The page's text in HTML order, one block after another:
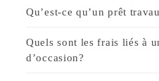
Qu’est-ce qu’un prêt
Quels sont les frais liés à
d’occasion?